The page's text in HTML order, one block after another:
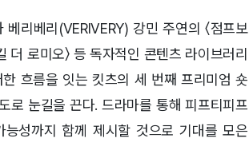
리베리(VERIVERY) 강민 주연의 〈점프보
로미오〉 등 독자적인 콘텐츠 라이브러리
한 흐름을 잇는 킷츠의 세 번째 프리미엄 숏
로 눈길을 끈다. 드라마를 통해 피프티피프
성까지 함께 제시할 것으로 기대를 모은